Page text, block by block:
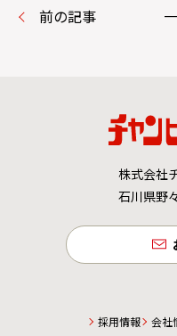
前の記事
株式会社
石川県野
採用情報 会社